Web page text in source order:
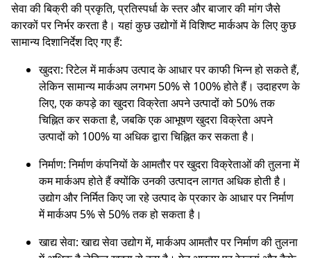
सेवा की बिक्री की प्रकृति, प्रतिस्पर्धा के स्तर और बाजार की मांग जैसे
कारकों पर निर्भर करता है। यहां कुछ उद्योगों में विशिष्ट मार्कअप के लिए कुछ
सामान्य दिशानिर्देश दिए गए हैं:
खुदरा: रिटेल में मार्कअप उत्पाद के आधार पर काफी भिन्न हो सकते हैं,
लेकिन सामान्य मार्कअप लगभग 50% से 100% होते हैं। उदाहरण के
लिए, एक कपड़े का खुदरा विक्रेता अपने उत्पादों को 50% तक
चिह्नित कर सकता है, जबकि एक आभूषण खुदरा विक्रेता अपने
उत्पादों को 100% या अधिक द्वारा चिह्नित कर सकता है।
निर्माण: निर्माण कंपनियों के आमतौर पर खुदरा विक्रेताओं की तुलना में
कम मार्कअप होते हैं क्योंकि उनकी उत्पादन लागत अधिक होती है।
उद्योग और निर्मित किए जा रहे उत्पाद के प्रकार के आधार पर निर्माण
में मार्कअप 5% से 50% तक हो सकता है।
खाद्य सेवा: खाद्य सेवा उद्योग में, मार्कअप आमतौर पर निर्माण की तुलना